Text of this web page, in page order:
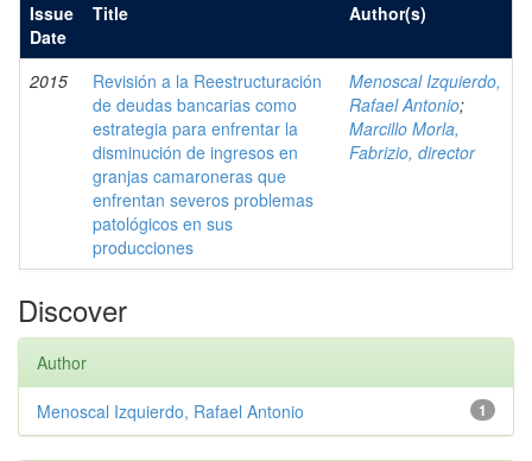
Issue
Date
Title Author(s)
2015
Revisión a la Reestructuración
de deudas bancarias como
estrategia para enfrentar la
disminución de ingresos en
granjas camaroneras que
enfrentan severos problemas
patológicos en sus
producciones
Menoscal Izquierdo,
Rafael Antonio;
Marcillo Morla,
Fabrizio, director
Discover
Author
1
Menoscal Izquierdo, Rafael Antonio